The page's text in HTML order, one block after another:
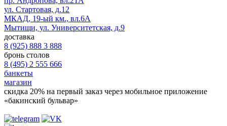
ул. Стартовая, д.12
МКАД, 19-ый км., вл.6А
Мытищи, ул. Университетская, д.9
доставка
8 (925) 888 3 888
бронь столов
8 (495) 2 555 666
банкеты
магазин
скидка 20% на первый заказ через мобильное приложение
«бакинский бульвар»